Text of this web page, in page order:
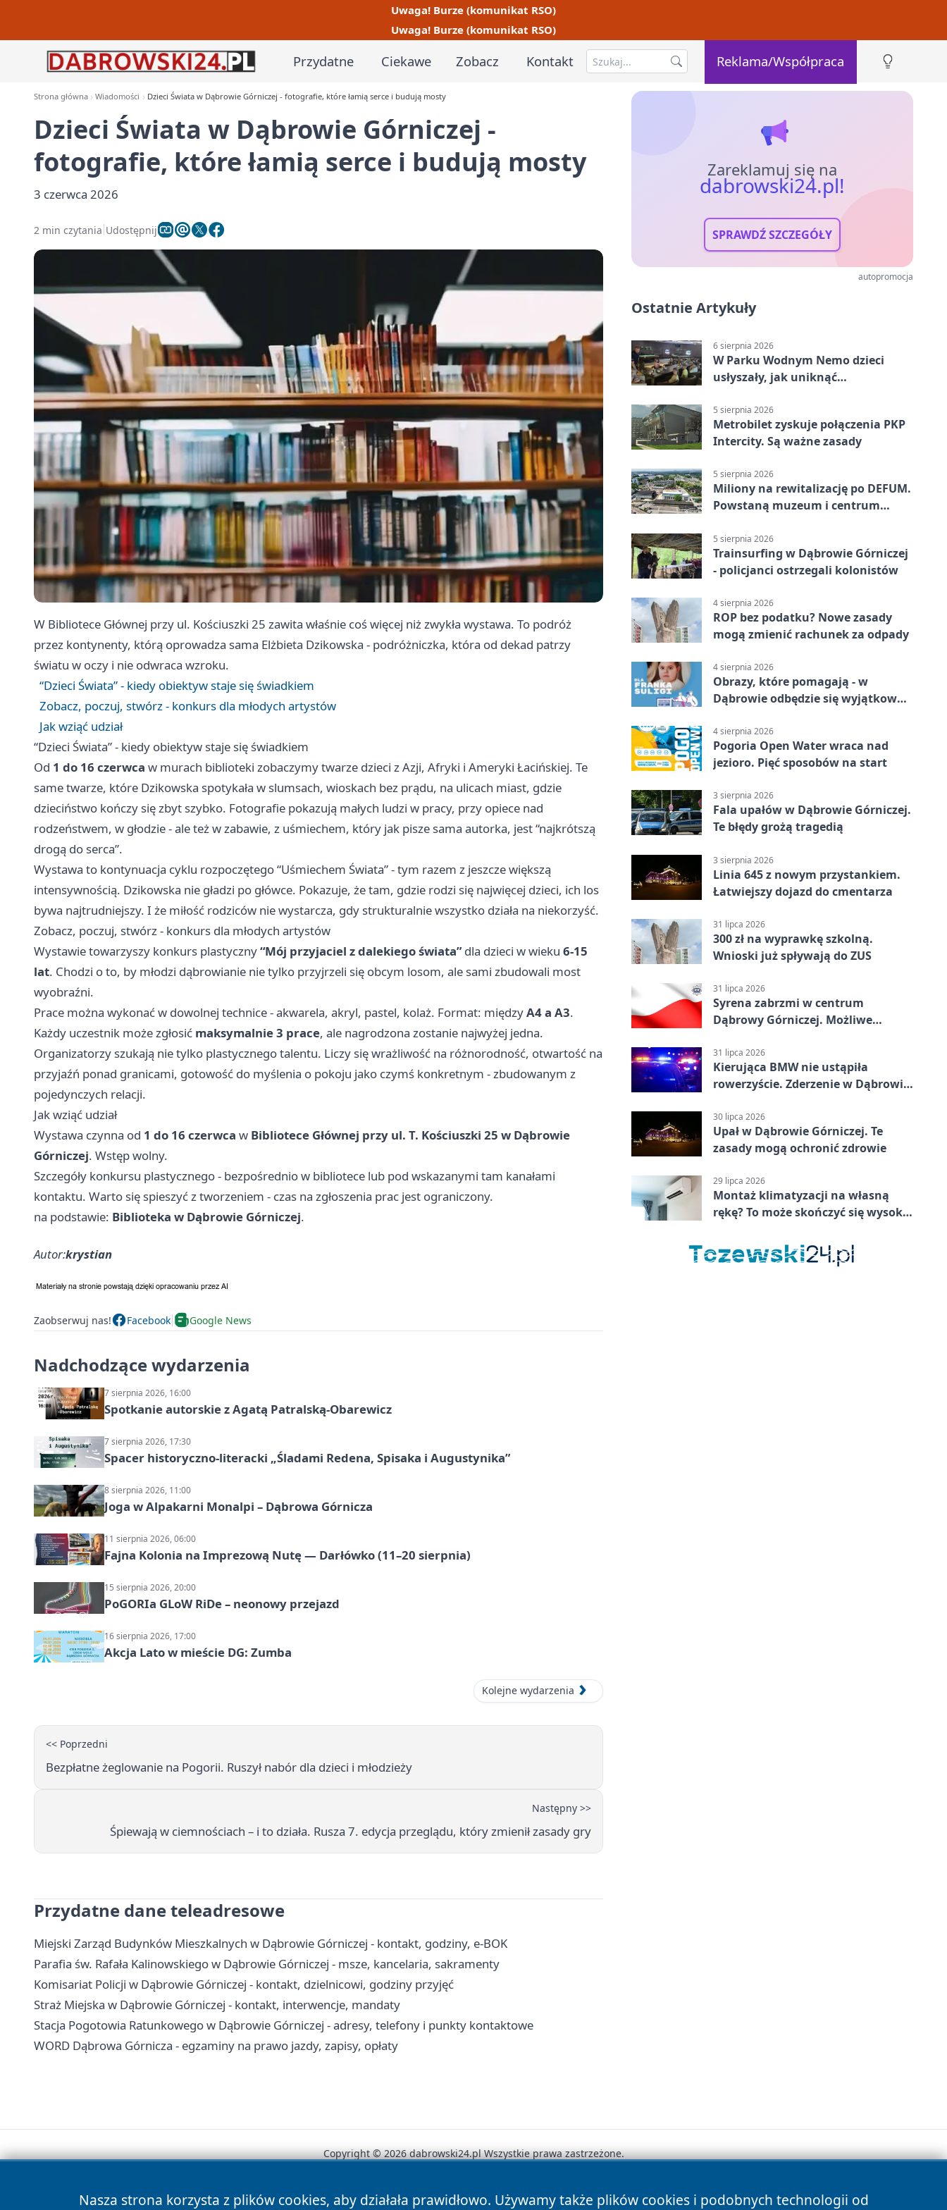
Uwaga! Burze (komunikat RSO)
Uwaga! Burze (komunikat RSO)
Przydatne Ciekawe Zobacz Kontakt Reklama/Współpraca
Strona główna Wiadomości Dzieci Świata w Dąbrowie Górniczej - fotografie, które łamią serce i budują mosty
Dzieci Świata w Dąbrowie Górniczej -
fotografie, które łamią serce i budują mosty
3 czerwca 2026
2 min czytania Udostępnij
W Bibliotece Głównej przy ul. Kościuszki 25 zawita właśnie coś więcej niż zwykła wystawa. To podróż
przez kontynenty, którą oprowadza sama Elżbieta Dzikowska - podróżniczka, która od dekad patrzy
światu w oczy i nie odwraca wzroku.
“Dzieci Świata” - kiedy obiektyw staje się świadkiem
Zobacz, poczuj, stwórz - konkurs dla młodych artystów
Jak wziąć udział
“Dzieci Świata” - kiedy obiektyw staje się świadkiem
Od 1 do 16 czerwca w murach biblioteki zobaczymy twarze dzieci z Azji, Afryki i Ameryki Łacińskiej. Te
same twarze, które Dzikowska spotykała w slumsach, wioskach bez prądu, na ulicach miast, gdzie
dzieciństwo kończy się zbyt szybko. Fotografie pokazują małych ludzi w pracy, przy opiece nad
rodzeństwem, w głodzie - ale też w zabawie, z uśmiechem, który jak pisze sama autorka, jest “najkrótszą
drogą do serca”.
Wystawa to kontynuacja cyklu rozpoczętego “Uśmiechem Świata” - tym razem z jeszcze większą
intensywnością. Dzikowska nie gładzi po główce. Pokazuje, że tam, gdzie rodzi się najwięcej dzieci, ich los
bywa najtrudniejszy. I że miłość rodziców nie wystarcza, gdy strukturalnie wszystko działa na niekorzyść.
Zobacz, poczuj, stwórz - konkurs dla młodych artystów
Wystawie towarzyszy konkurs plastyczny“Mój przyjaciel z dalekiego świata”dla dzieci w wieku 6-15
lat. Chodzi o to, by młodzi dąbrowianie nie tylko przyjrzeli się obcym losom, ale sami zbudowali most
wyobraźni.
Prace można wykonać w dowolnej technice - akwarela, akryl, pastel, kolaż. Format: międzyA4 a A3.
Każdy uczestnik może zgłosić maksymalnie 3 prace, ale nagrodzona zostanie najwyżej jedna.
Organizatorzy szukają nie tylko plastycznego talentu. Liczy się wrażliwość na różnorodność, otwartość na
przyjaźń ponad granicami, gotowość do myślenia o pokoju jako czymś konkretnym - zbudowanym z
pojedynczych relacji.
Jak wziąć udział
Wystawa czynna od 1 do 16 czerwca w Bibliotece Głównej przy ul. T. Kościuszki 25 w Dąbrowie
Górniczej. Wstęp wolny.
Szczegóły konkursu plastycznego - bezpośrednio w bibliotece lub pod wskazanymi tam kanałami
kontaktu. Warto się spieszyć z tworzeniem - czas na zgłoszenia prac jest ograniczony.
na podstawie: Biblioteka w Dąbrowie Górniczej.
Autor:krystian
Zaobserwuj nas! Facebook Google News
Nadchodzące wydarzenia
7 sierpnia 2026, 16:00
Spotkanie autorskie z Agatą Patralską-Obarewicz
7 sierpnia 2026, 17:30
Spacer historyczno-literacki „Śladami Redena, Spisaka i Augustynika”
8 sierpnia 2026, 11:00
Joga w Alpakarni Monalpi – Dąbrowa Górnicza
11 sierpnia 2026, 06:00
Fajna Kolonia na Imprezową Nutę — Darłówko (11–20 sierpnia)
15 sierpnia 2026, 20:00
PoGORIa GLoW RiDe – neonowy przejazd
16 sierpnia 2026, 17:00
Akcja Lato w mieście DG: Zumba
Kolejne wydarzenia
<< Poprzedni
Bezpłatne żeglowanie na Pogorii. Ruszył nabór dla dzieci i młodzieży
Następny >>
Śpiewają w ciemnościach – i to działa. Rusza 7. edycja przeglądu, który zmienił zasady gry
Przydatne dane teleadresowe
Miejski Zarząd Budynków Mieszkalnych w Dąbrowie Górniczej - kontakt, godziny, e-BOK
Parafia św. Rafała Kalinowskiego w Dąbrowie Górniczej - msze, kancelaria, sakramenty
Komisariat Policji w Dąbrowie Górniczej - kontakt, dzielnicowi, godziny przyjęć
Straż Miejska w Dąbrowie Górniczej - kontakt, interwencje, mandaty
Stacja Pogotowia Ratunkowego w Dąbrowie Górniczej - adresy, telefony i punkty kontaktowe
WORD Dąbrowa Górnicza - egzaminy na prawo jazdy, zapisy, opłaty
Zareklamuj się na
dabrowski24.pl!
SPRAWDŹ SZCZEGÓŁY
autopromocja
Ostatnie Artykuły
6 sierpnia 2026
W Parku Wodnym Nemo dzieci
usłyszały, jak uniknąć
5 sierpnia 2026
Metrobilet zyskuje połączenia PKP
Intercity. Są ważne zasady
5 sierpnia 2026
Miliony na rewitalizację po DEFUM.
Powstaną muzeum i centrum
5 sierpnia 2026
Trainsurfing w Dąbrowie Górniczej
- policjanci ostrzegali kolonistów
4 sierpnia 2026
ROP bez podatku? Nowe zasady
mogą zmienić rachunek za odpady
4 sierpnia 2026
Obrazy, które pomagają - w
Dąbrowie odbędzie się wyjątkowa
4 sierpnia 2026
Pogoria Open Water wraca nad
jezioro. Pięć sposobów na start
3 sierpnia 2026
Fala upałów w Dąbrowie Górniczej.
Te błędy grożą tragedią
3 sierpnia 2026
Linia 645 z nowym przystankiem.
Łatwiejszy dojazd do cmentarza
31 lipca 2026
300 zł na wyprawkę szkolną.
Wnioski już spływają do ZUS
31 lipca 2026
Syrena zabrzmi w centrum
Dąbrowy Górniczej. Możliwe
31 lipca 2026
Kierująca BMW nie ustąpiła
rowerzyście. Zderzenie w Dąbrowie
30 lipca 2026
Upał w Dąbrowie Górniczej. Te
zasady mogą ochronić zdrowie
29 lipca 2026
Montaż klimatyzacji na własną
rękę? To może skończyć się wysoką
Nasza strona korzysta z plików cookies, aby działała prawidłowo. Używamy także plików cookies i podobnych technologii od
Copyright © 2026 dabrowski24.pl Wszystkie prawa zastrzeżone.
News Autorzy Polityka Prywatności Polityka Cookies